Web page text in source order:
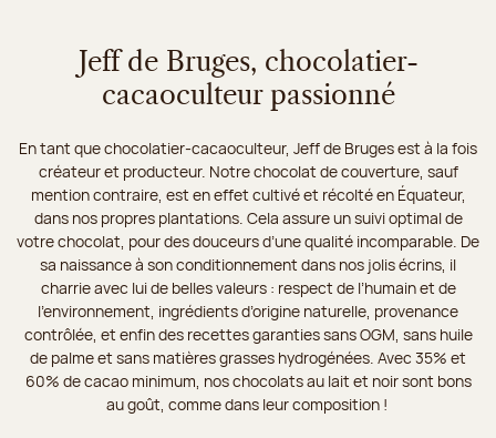
Jeff de Bruges, chocolatier-
cacaoculteur passionné
En tant que chocolatier-cacaoculteur, Jeff de Bruges est à la fois
créateur et producteur. Notre chocolat de couverture, sauf
mention contraire, est en effet cultivé et récolté en Équateur,
dans nos propres plantations. Cela assure un suivi optimal de
votre chocolat, pour des douceurs d’une qualité incomparable. De
sa naissance à son conditionnement dans nos jolis écrins, il
charrie avec lui de belles valeurs : respect de l’humain et de
l’environnement, ingrédients d’origine naturelle, provenance
contrôlée, et enfin des recettes garanties sans OGM, sans huile
de palme et sans matières grasses hydrogénées. Avec 35% et
60% de cacao minimum, nos chocolats au lait et noir sont bons
au goût, comme dans leur composition !